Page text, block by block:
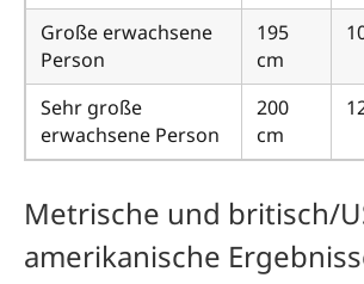
Große erwachsene
Person
195
cm
Sehr große
erwachsene Person
200
cm
Metrische und britisch/
amerikanische